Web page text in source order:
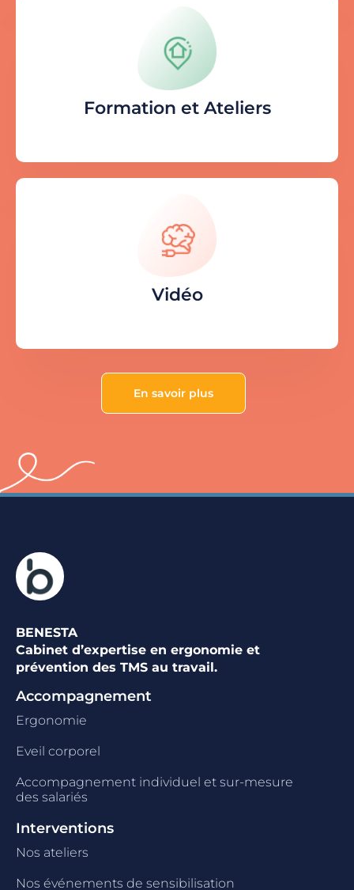
Formation et Ateliers
Vidéo
En savoir plus
BENESTA
Cabinet d’expertise en ergonomie et
prévention des TMS au travail.
Accompagnement
Ergonomie
Eveil corporel
Accompagnement individuel et sur-mesure
des salariés
Interventions
Nos ateliers
Nos événements de sensibilisation